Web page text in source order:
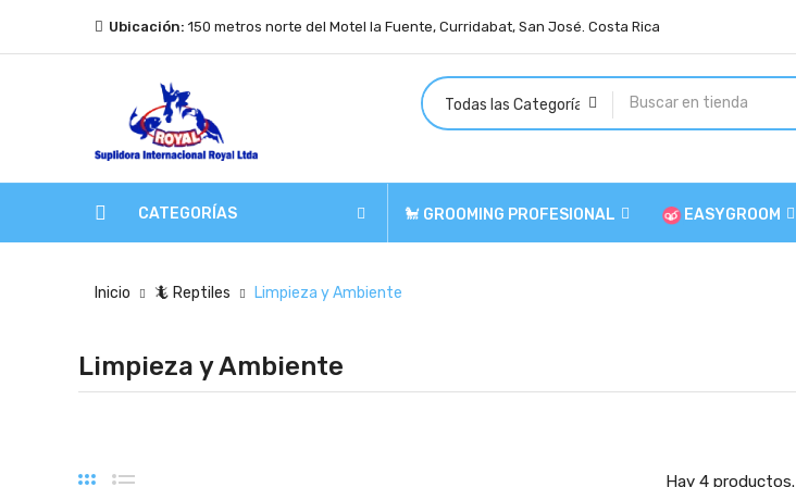
Ubicación: 150 metros norte del Motel la Fuente, Curridabat, San José. Costa Rica
CATEGORÍAS 🐩 GROOMING PROFESIONAL EASYGROOM
Inicio 🦎 Reptiles Limpieza y Ambiente
Limpieza y Ambiente
Hay 4 productos.